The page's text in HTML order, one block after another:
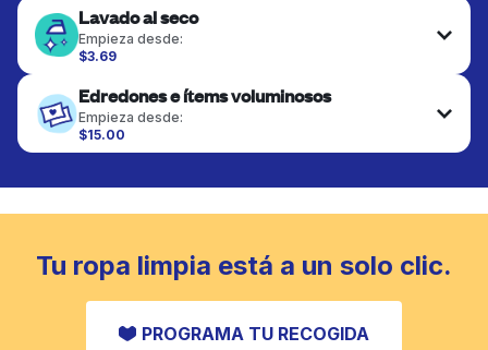
Lavado al seco
Empieza desde:
$3.69
terminan de forma profesional. Adecuado para
trajes, vestidos, abrigos y telas que requieren
cuidado especial para mantener su forma, color y
textura.
Edredones e ítems voluminosos
Empieza desde:
$15.00
Los artículos grandes como edredones, mantas y
completamente. Diseñado para refrescar piezas
más pesadas que no caben en una lavadora
CONSULTAR PRECIOS
Tu ropa limpia está a un solo clic.
PROGRAMA TU RECOGIDA